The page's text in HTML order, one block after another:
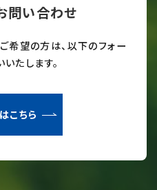
問い合わせ
希望の方は、以下のフォー
たします。
こちら